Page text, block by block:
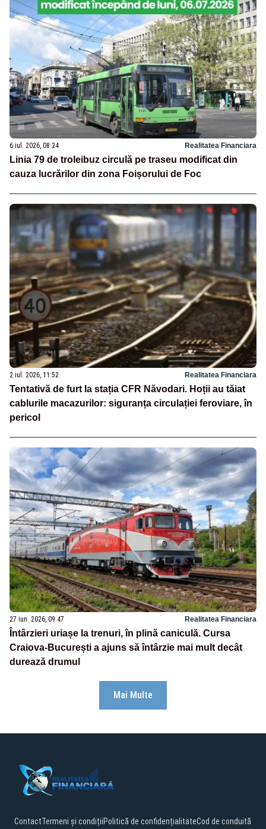
6 iul. 2026, 08:24 Realitatea Financiara
Linia 79 de troleibuz circulă pe traseu modificat din
cauza lucrărilor din zona Foișorului de Foc
2 iul. 2026, 11:52 Realitatea Financiara
Tentativă de furt la stația CFR Năvodari. Hoții au tăiat
cablurile macazurilor: siguranța circulației feroviare, în
pericol
27 iun. 2026, 09:47 Realitatea Financiara
Întârzieri uriașe la trenuri, în plină caniculă. Cursa
Craiova-București a ajuns să întârzie mai mult decât
durează drumul
Mai Multe
ContactTermeni și condițiiPolitică de confidențialitateCod de conduită